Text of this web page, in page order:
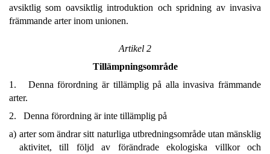
avsiktlig som oavsiktlig introduktion och spridning av invasiva
främmande arter inom unionen.
Artikel 2
Tillämpningsområde
1. Denna förordning är tillämplig på alla invasiva främmande
arter.
2. Denna förordning är inte tillämplig på
a) arter som ändrar sitt naturliga utbredningsområde utan mänsklig
aktivitet, till följd av förändrade ekologiska villkor och